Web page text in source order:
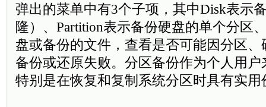
弹出的菜单中有3个子项，其中Disk表示
隆）、Partition表示备份硬盘的单个分区
盘或备份的文件，查看是否可能因分区
备份或还原失败。分区备份作为个人用
特别是在恢复和复制系统分区时具有实用